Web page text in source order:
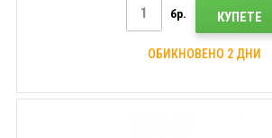
бр. КУПЕТЕ
ОБИКНОВЕНО 2 ДНИ